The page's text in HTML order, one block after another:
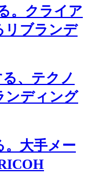
。クライア
リブランデ
、テクノ
ンディング
。大手メー